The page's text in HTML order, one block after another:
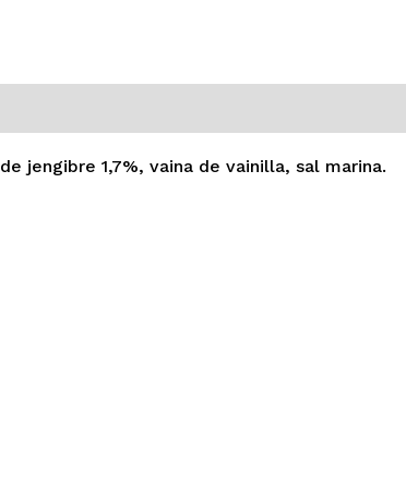
jengibre 1,7%, vaina de vainilla, sal marina.